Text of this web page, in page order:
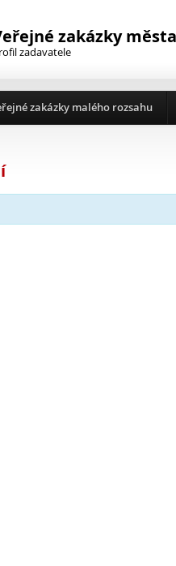
zakázky
zadavatele
zakázky malého rozsahu